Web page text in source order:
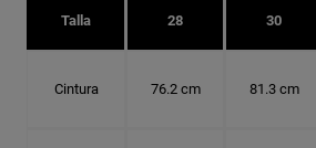
Talla 28 30
Cintura 76.2 cm 81.3 cm